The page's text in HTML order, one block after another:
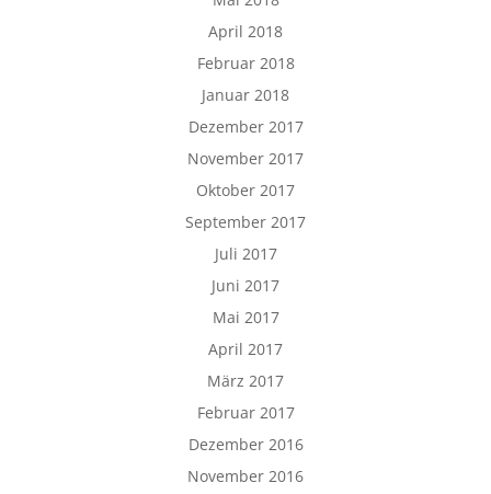
April 2018
Februar 2018
Januar 2018
Dezember 2017
November 2017
Oktober 2017
September 2017
Juli 2017
Juni 2017
Mai 2017
April 2017
März 2017
Februar 2017
Dezember 2016
November 2016